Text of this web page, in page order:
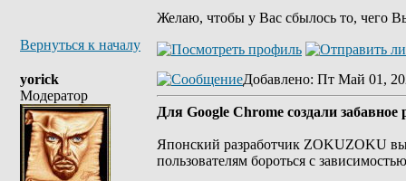
Желаю, чтобы у Вас сбылось то, чего
Вернуться к началу
yorick
Модератор
Добавлено: Пт Май 01,
Для Google Chrome создали забавное
Японский разработчик ZOKUZOKU
пользователям бороться с